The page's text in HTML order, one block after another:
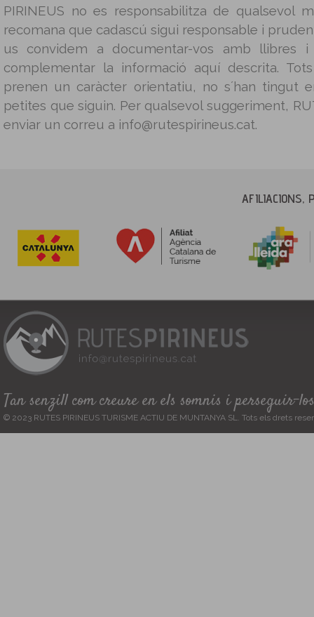
PIRINEUS no es responsabilitza de qualsevol
recomana que cadascú sigui responsable i
us convidem a documentar-vos amb llibres i
complementar la informació aquí descrita.
prenen un caràcter orientatiu, no s´han tingut
petites que siguin. Per qualsevol suggeriment,
enviar un correu a info@rutespirineus.cat.
AFILIACIONS,
Tan senzill com creure en els somnis i perseguir-los
© 2023 RUTES PIRINEUS TURISME ACTIU DE MUNTANYA SL. Tots els drets